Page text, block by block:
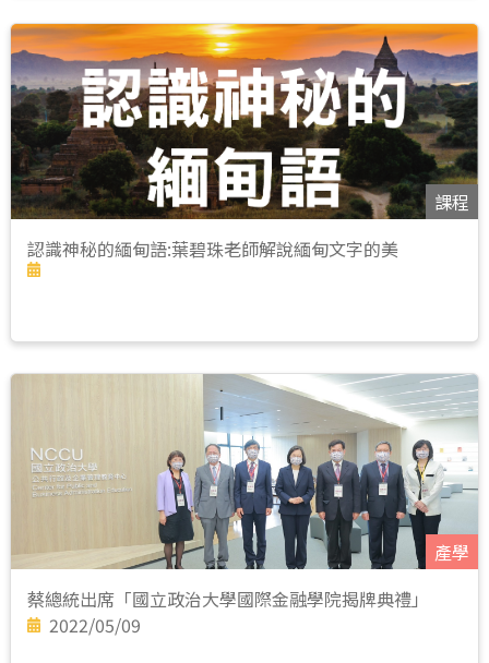
課程
認識神秘的緬甸語:葉碧珠老師解說緬甸文字的美
產學
蔡總統出席「國立政治大學國際金融學院揭牌典禮」
2022/05/09